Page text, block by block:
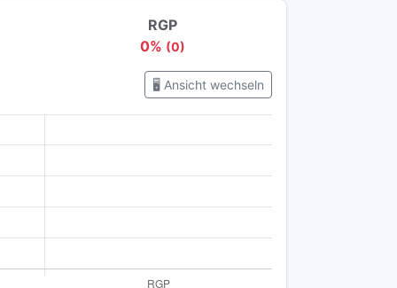
RGP
0% (0)
🖥️ Ansicht wechseln